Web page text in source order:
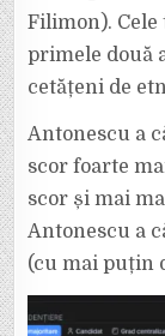
Filimon).
primele două
cetățeni de
Antonescu a
scor foarte
scor și mai
Antonescu a
(cu mai puțin